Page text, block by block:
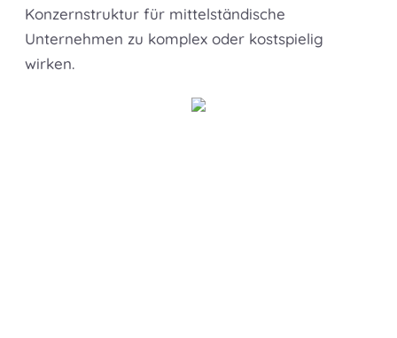
Konzernstruktur für mittelständische
Unternehmen zu komplex oder kostspielig
wirken.